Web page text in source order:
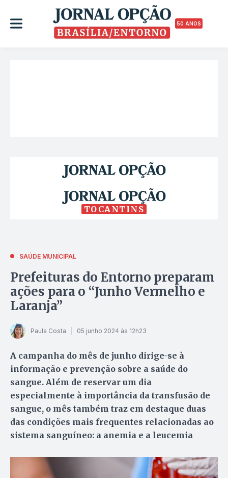
50 ANOS
TOCANTINS
SAÚDE MUNICIPAL
Prefeituras do Entorno preparam
ações para o “Junho Vermelho e
Laranja”
Paula Costa 05 junho 2024 às 12h23
A campanha do mês de junho dirige-se à
informação e prevenção sobre a saúde do
sangue. Além de reservar um dia
especialmente à importância da transfusão de
sangue, o mês também traz em destaque duas
das condições mais frequentes relacionadas ao
sistema sanguíneo: a anemia e a leucemia